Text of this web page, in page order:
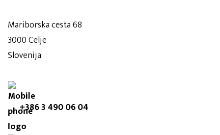
Mariborska cesta 68
3000 Celje
Slovenija
+386 3 490 06 04